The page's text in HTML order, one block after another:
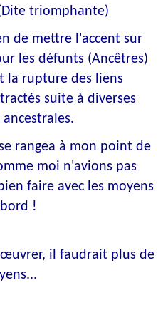
triomphante)
de mettre l'accent sur
les défunts (Ancêtres)
la rupture des liens
suite à diverses
rangea à mon point de
moi n'avions pas
faire avec les moyens
!
œuvrer, il faudrait plus de